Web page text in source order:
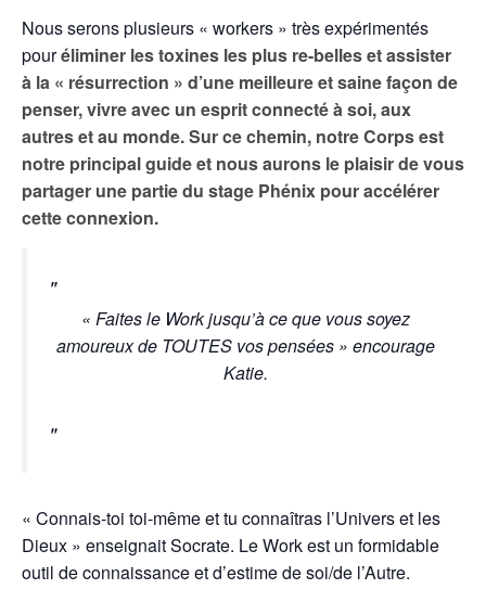
Nous serons plusieurs « workers » très expérimentés
pouréliminer les toxines les plus re-belles et assister
à la « résurrection » d’une meilleure et saine façon de
penser, vivre avec un esprit connecté à soi, aux
autres et au monde. Sur ce chemin, notre Corps est
notre principal guide et nous aurons le plaisir de vous
partager une partie du stage Phénix pour accélérer
cette connexion.
« Faites le Work jusqu’à ce que vous soyez
amoureux de TOUTES vos pensées » encourage
Katie.
« Connais-toi toi-même et tu connaîtras l’Univers et les
Dieux » enseignait Socrate. Le Work est un formidable
outil de connaissance et d’estime de soi/de l’Autre.